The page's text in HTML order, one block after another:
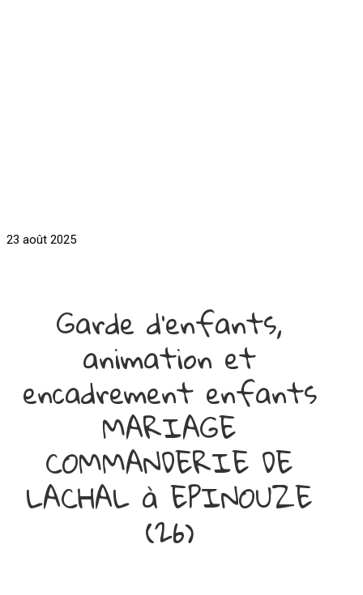
23 août 2025
Garde d'enfants,
animation et
encadrement enfants
MARIAGE
COMMANDERIE DE
LACHAL à EPINOUZE
(26)